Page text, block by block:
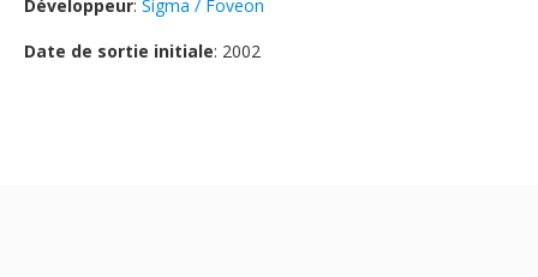
Développeur: Sigma / Foveon
Date de sortie initiale: 2002